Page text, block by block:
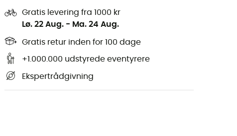
Gratis levering fra 1000 kr
Lø. 22 Aug. - Ma. 24 Aug.
Gratis retur inden for 100 dage
+1.000.000 udstyrede eventyrere
Ekspertrådgivning